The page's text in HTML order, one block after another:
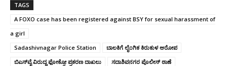
TAGS
A FOXO case has been registered against BSY for sexual harassment of
a girl
Sadashivnagar Police Station
ಬಾಲಕಿಗೆ ಲೈಂಗಿಕ ಕಿರುಕುಳ ಆರೋಪ
ಬಿಎಸ್‌ವೈ ವಿರುದ್ಧ ಫೋಕ್ಸೋ ಪ್ರಕರಣ ದಾಖಲು
ಸದಾಶಿವನಗರ ಪೊಲೀಸ್‌ ಠಾಣೆ